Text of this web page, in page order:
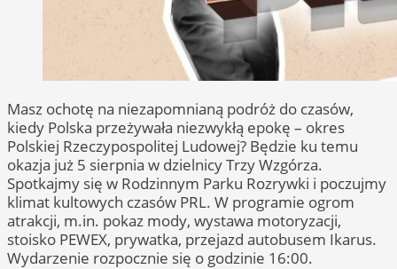
Masz ochotę na niezapomnianą podróż do czasów,
kiedy Polska przeżywała niezwykłą epokę – okres
Polskiej Rzeczypospolitej Ludowej? Będzie ku temu
okazja już 5 sierpnia w dzielnicy Trzy Wzgórza.
Spotkajmy się w Rodzinnym Parku Rozrywki i poczujmy
klimat kultowych czasów PRL. W programie ogrom
atrakcji, m.in. pokaz mody, wystawa motoryzacji,
stoisko PEWEX, prywatka, przejazd autobusem Ikarus.
Wydarzenie rozpocznie się o godzinie 16:00.